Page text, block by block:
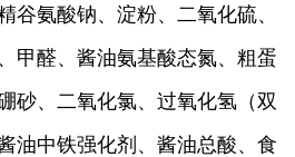
谷氨酸钠、淀粉、二氧化硫、
甲醛、酱油氨基酸态氮、粗蛋
砂、二氧化氯、过氧化氢（双
油中铁强化剂、酱油总酸、食